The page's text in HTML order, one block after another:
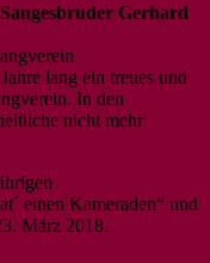
Sangesbruder Gerhard
lang ein treues und
In den
nicht mehr
einen Kameraden“ und
März 2018.